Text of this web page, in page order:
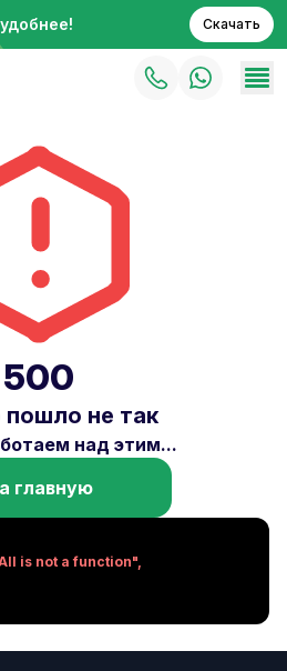
Скачать
500
не так
над этим...
главную